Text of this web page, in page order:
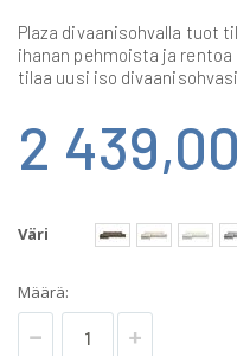
Plaza divaanisohvalla tuot
ihanan pehmoista ja
tilaa uusi iso
2
Väri
Määrä: